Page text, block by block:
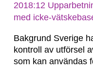
2018:12
med icke-
Bakgrund Sverige
kontroll av utförsel
som kan användas